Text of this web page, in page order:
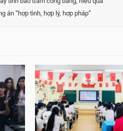
án “hợp tình, hợp lý, hợp pháp”